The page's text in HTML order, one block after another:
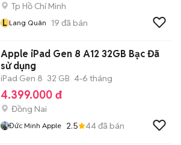
Tp Hồ Chí Minh
L Lang Quân 19 đã bán
Apple iPad Gen 8 A12 32GB Bạc Đã
sử dụng
iPad Gen 8 32 GB 4-6 tháng
4.399.000 đ
Đồng Nai
Đức Minh Apple 2.5 44đã bán